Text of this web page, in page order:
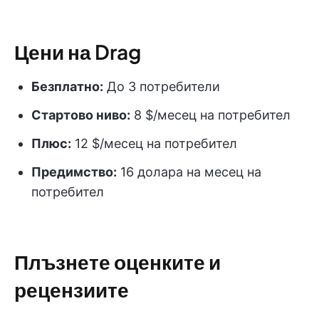
Цени на Drag
Безплатно: До 3 потребители
Стартово ниво: 8 $/месец на потребител
Плюс: 12 $/месец на потребител
Предимство: 16 долара на месец на
потребител
Плъзнете оценките и
рецензиите